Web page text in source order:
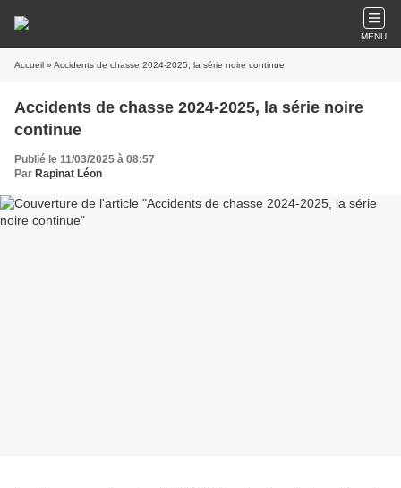
MENU
Accueil » Accidents de chasse 2024-2025, la série noire continue
Accidents de chasse 2024-2025, la série noire
continue
Publié le 11/03/2025 à 08:57
Par Rapinat Léon